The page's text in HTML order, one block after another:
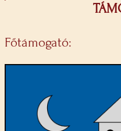
Főtámogató: